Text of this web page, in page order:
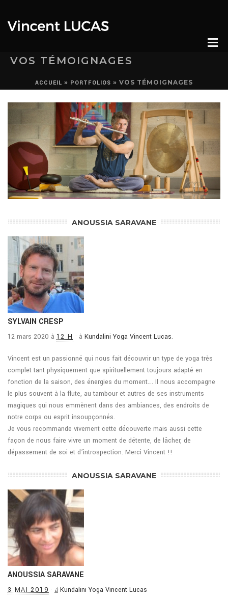
VOS TÉMOIGNAGES
ACCUEIL » PORTFOLIOS » VOS TÉMOIGNAGES
ANOUSSIA SARAVANE
SYLVAIN CRESP
12 mars 2020 à 12 H · à Kundalini Yoga Vincent Lucas.
Vincent est un passionné qui nous fait découvrir un type de yoga très
complet tant physiquement que spirituellement toujours adapté en
fonction de la saison, des énergies du moment…. Il nous accompagne
le plus souvent à la flute, au tambour et autres de ses instruments
magiques qui nous emmènent dans des ambiances, des endroits de
notre corps ou esprit insoupçonnés.
Je vous recommande vivement cette découverte mais aussi cette
façon de nous faire vivre un moment de détente, de lâcher, de
dépassement de soi et d’introspection. Merci Vincent !!
ANOUSSIA SARAVANE
ANOUSSIA SARAVANE
3 MAI 2019 · à Kundalini Yoga Vincent Lucas